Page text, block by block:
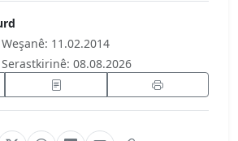
11.02.2014
08.08.2026